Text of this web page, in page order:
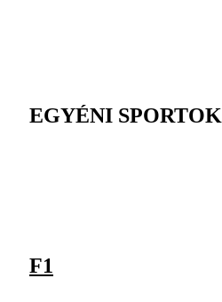
EGYÉNI SPORTOK
F1